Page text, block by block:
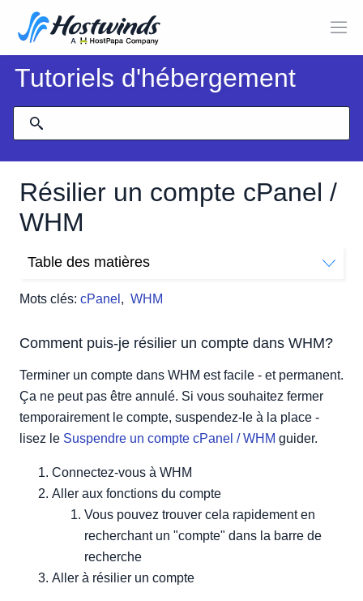
Tutoriels d'hébergement
Résilier un compte cPanel /
WHM
Mots clés: cPanel , WHM
Table des matières
Articles Liés:
Comment puis-je résilier un compte dans WHM?
Terminer un compte dans WHM est facile - et permanent.
Ça ne peut pas être annulé. Si vous souhaitez fermer
temporairement le compte, suspendez-le à la place -
lisez le Suspendre un compte cPanel / WHM guider.
Connectez-vous à WHM
Aller aux fonctions du compte
Vous pouvez trouver cela rapidement en
recherchant un "compte" dans la barre de
recherche
Aller à résilier un compte